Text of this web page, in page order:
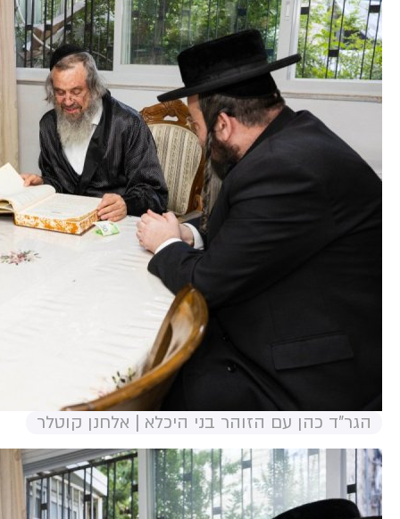
הגר"ד כהן עם הזוהר בני היכלא | אלחנן קוטלר